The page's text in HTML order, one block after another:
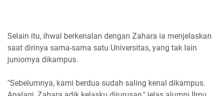
Selain itu, ihwal berkenalan dengan Zahara ia menjelaskan
saat dirinya sama-sama satu Universitas, yang tak lain
juniornya dikampus.
"Sebelumnya, kami berdua sudah saling kenal dikampus.